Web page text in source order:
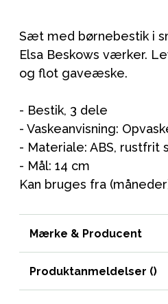
Sæt med børnebestik i
Elsa Beskows værker.
og flot gaveæske.
- Bestik, 3 dele
- Vaskeanvisning:
- Materiale: ABS, rustfrit
- Mål: 14 cm
Kan bruges fra
Mærke & Producent
Produktanmeldelser ()